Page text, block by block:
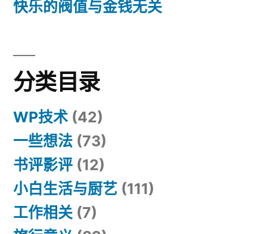
快乐的阀值与金钱无关
分类目录
WP技术 (42)
一些想法 (73)
书评影评 (12)
小白生活与厨艺 (111)
工作相关 (7)